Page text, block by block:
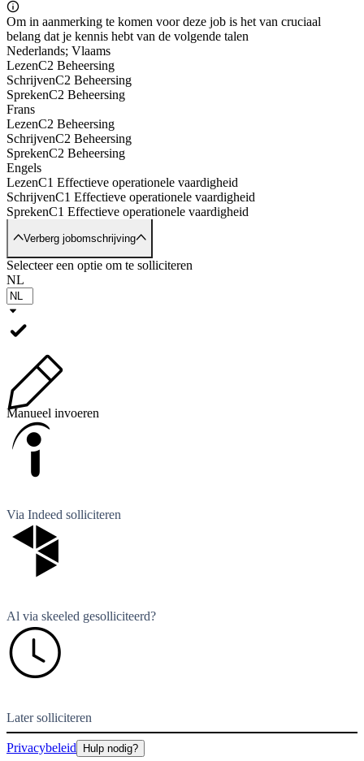
Om in aanmerking te komen voor deze job is het van cruciaal
belang dat je kennis hebt van de volgende talen
Nederlands; Vlaams
LezenC2 Beheersing
SchrijvenC2 Beheersing
SprekenC2 Beheersing
Frans
LezenC2 Beheersing
SchrijvenC2 Beheersing
SprekenC2 Beheersing
Engels
LezenC1 Effectieve operationele vaardigheid
SchrijvenC1 Effectieve operationele vaardigheid
SprekenC1 Effectieve operationele vaardigheid
Verberg jobomschrijving
Selecteer een optie om te solliciteren
NL
Manueel invoeren
Via Indeed solliciteren
Al via skeeled gesolliciteerd?
Later solliciteren
Privacybeleid Hulp nodig?